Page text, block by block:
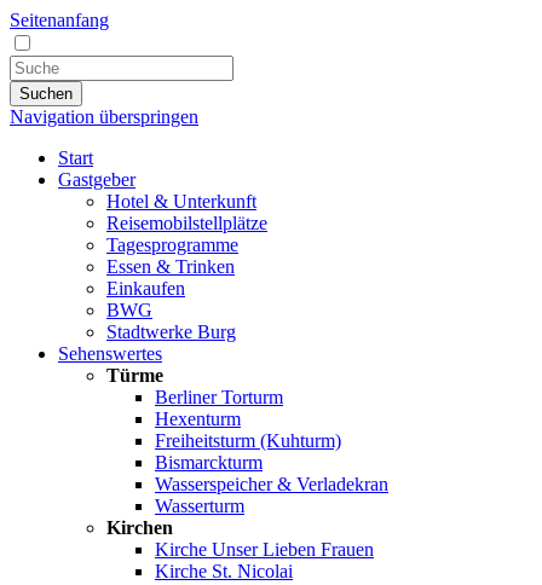
Seitenanfang
Suchen
Navigation überspringen
Start
Gastgeber
Hotel & Unterkunft
Reisemobilstellplätze
Tagesprogramme
Essen & Trinken
Einkaufen
BWG
Stadtwerke Burg
Sehenswertes
Türme
Berliner Torturm
Hexenturm
Freiheitsturm (Kuhturm)
Bismarckturm
Wasserspeicher & Verladekran
Wasserturm
Kirchen
Kirche Unser Lieben Frauen
Kirche St. Nicolai